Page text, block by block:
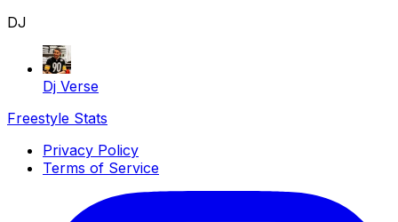
DJ
Dj Verse
Freestyle Stats
Privacy Policy
Terms of Service